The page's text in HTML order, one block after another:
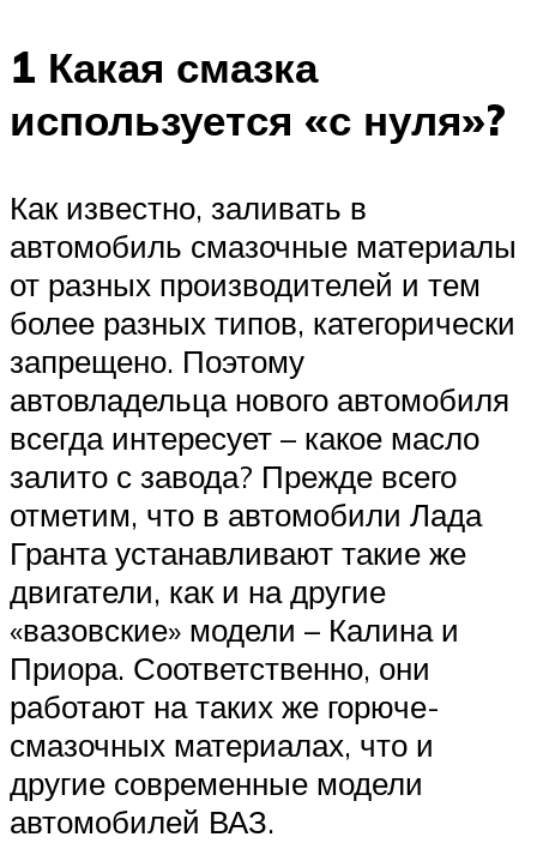
1 Какая смазка
используется «с нуля»?
Как известно, заливать в
автомобиль смазочные материалы
от разных производителей и тем
более разных типов, категорически
запрещено. Поэтому
автовладельца нового автомобиля
всегда интересует – какое масло
залито с завода? Прежде всего
отметим, что в автомобили Лада
Гранта устанавливают такие же
двигатели, как и на другие
«вазовские» модели – Калина и
Приора. Соответственно, они
работают на таких же горюче-
смазочных материалах, что и
другие современные модели
автомобилей ВАЗ.